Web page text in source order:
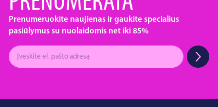
Prenumeruokite naujienas ir gaukite specialius
pasiūlymus su nuolaidomis net iki 85%